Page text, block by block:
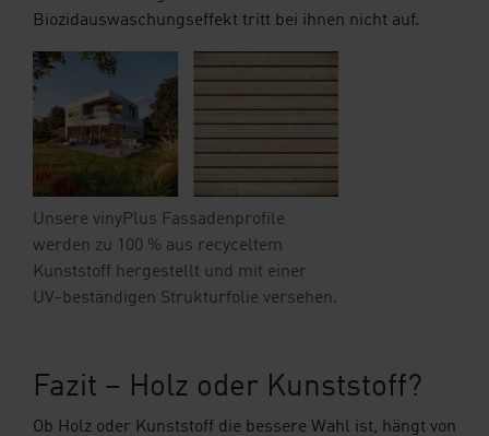
Biozidauswaschungseffekt tritt bei ihnen nicht auf.
Unsere vinyPlus Fassadenprofile
werden zu 100 % aus recyceltem
Kunststoff hergestellt und mit einer
UV-beständigen Strukturfolie versehen.
Fazit – Holz oder Kunststoff?
Ob Holz oder Kunststoff die bessere Wahl ist, hängt von